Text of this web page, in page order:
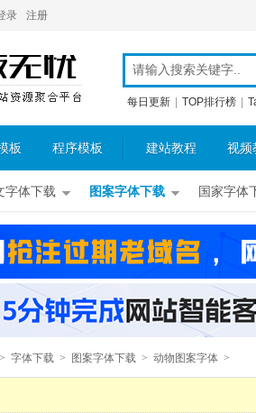
录 注册
每日更新 TOP排行榜
板 程序模板 建站教程 视频
字体下载 图案字体下载 国家字体
> 字体下载 > 图案字体下载 > 动物图案字体 >